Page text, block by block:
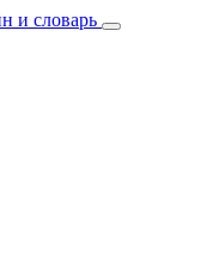
и словарь